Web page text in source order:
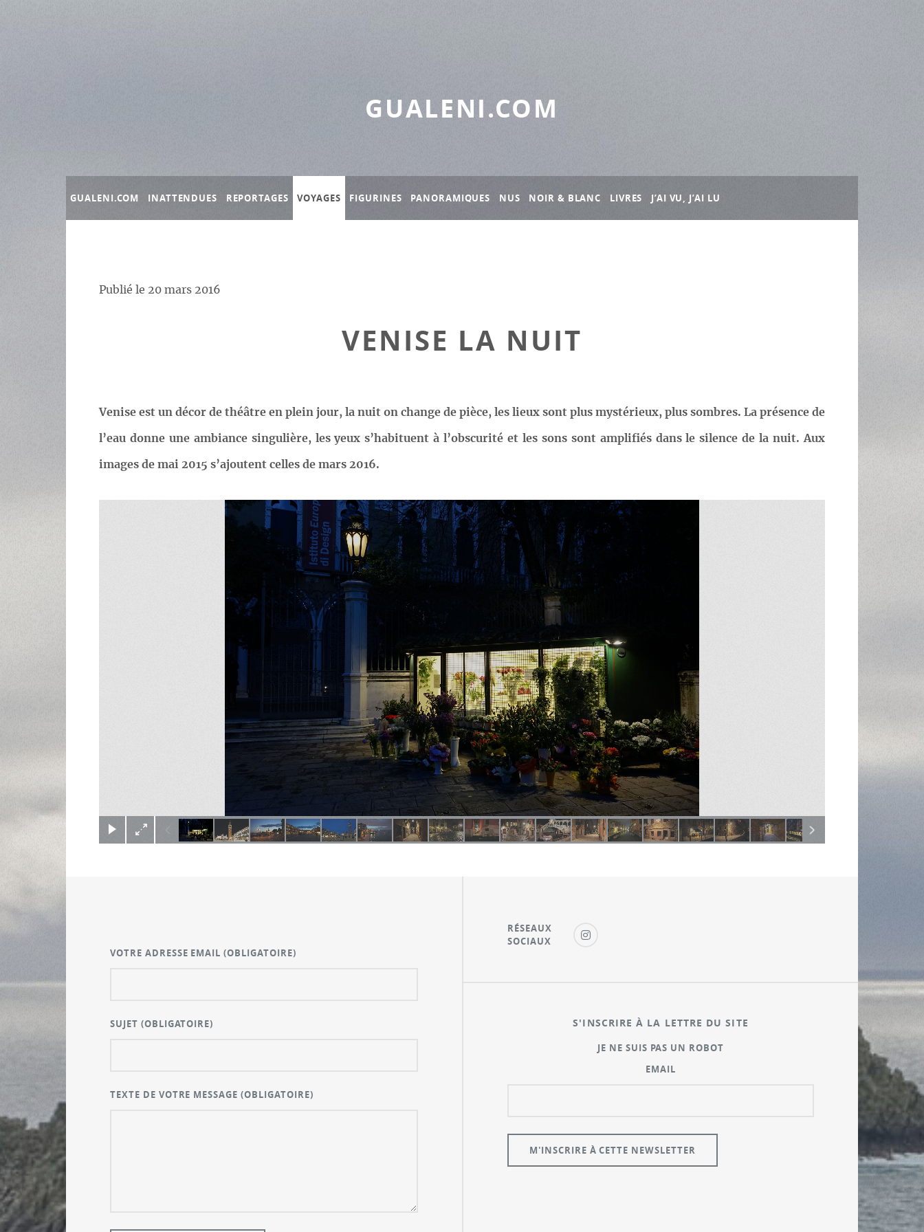
GUALENI.COM
GUALENI.COM INATTENDUES REPORTAGES VOYAGES FIGURINES PANORAMIQUES NUS NOIR & BLANC LIVRES J’AI VU, J’AI LU
Publié le 20 mars 2016
VENISE LA NUIT
Venise est un décor de théâtre en plein jour, la nuit on change de pièce, les lieux sont plus mystérieux, plus sombres. La présence de
l’eau donne une ambiance singulière, les yeux s’habituent à l’obscurité et les sons sont amplifiés dans le silence de la nuit. Aux
images de mai 2015 s’ajoutent celles de mars 2016.
(c) Didier Gualeni
VOTRE ADRESSE EMAIL(OBLIGATOIRE)
SUJET (OBLIGATOIRE)
TEXTE DE VOTRE MESSAGE(OBLIGATOIRE)
RÉSEAUX
SOCIAUX
S'INSCRIRE À LA LETTRE DU SITE
JE NE SUIS PAS UN ROBOT
EMAIL